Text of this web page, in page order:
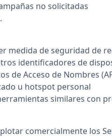
no solicitadas
medida de seguridad de
identificadores de
de Acceso de Nombres
u hotspot personal
similares con
comercialmente los